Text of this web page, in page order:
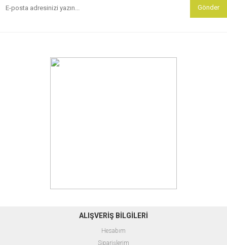
Gönder
ALIŞVERİŞ BİLGİLERİ
Hesabım
Siparişlerim